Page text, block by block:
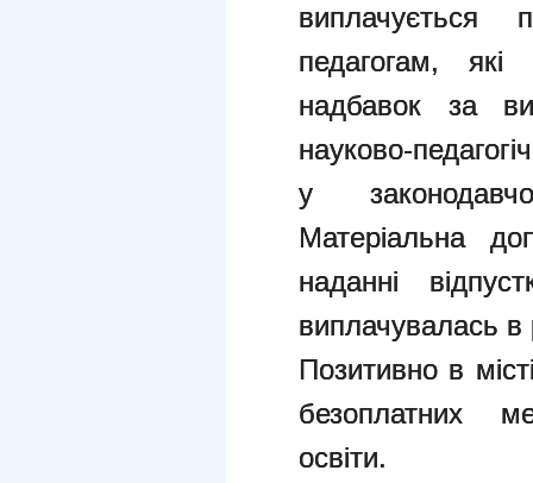
виплачується
педагогам,
надбавок за
науково-
у
Матеріальна
наданні
виплачувалась в
Позитивно в
безоплатних
освіти.